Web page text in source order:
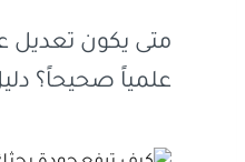
متى يكون تعديل
علمياً صحيحاً؟